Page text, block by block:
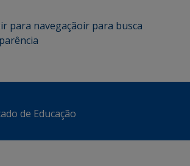
ir para navegaçãoir para busca
de Educação